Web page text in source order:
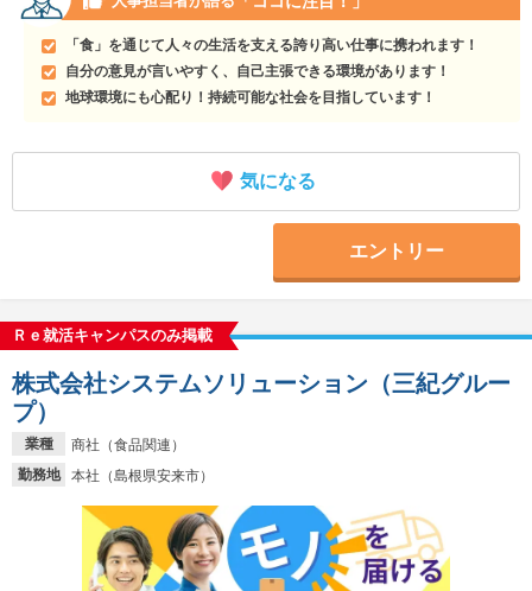
「食」を通じて人々の生活を支える誇り高い仕事に携われます！
自分の意見が言いやすく、自己主張できる環境があります！
地球環境にも心配り！持続可能な社会を目指しています！
気になる
エントリー
Ｒｅ就活キャンパスのみ掲載
業種
商社（食品関連）
勤務地
本社（島根県安来市）
株式会社システムソリューション（三紀グルー
プ）